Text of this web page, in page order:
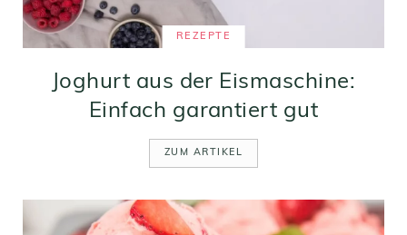
REZEPTE
Joghurt aus der Eismaschine:
Einfach garantiert gut
ZUM ARTIKEL